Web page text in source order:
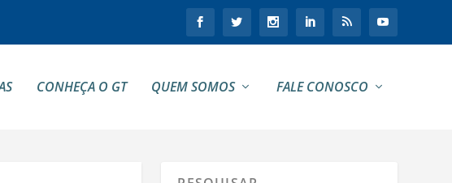
CONHEÇA O GT QUEM SOMOS FALE CONOSCO